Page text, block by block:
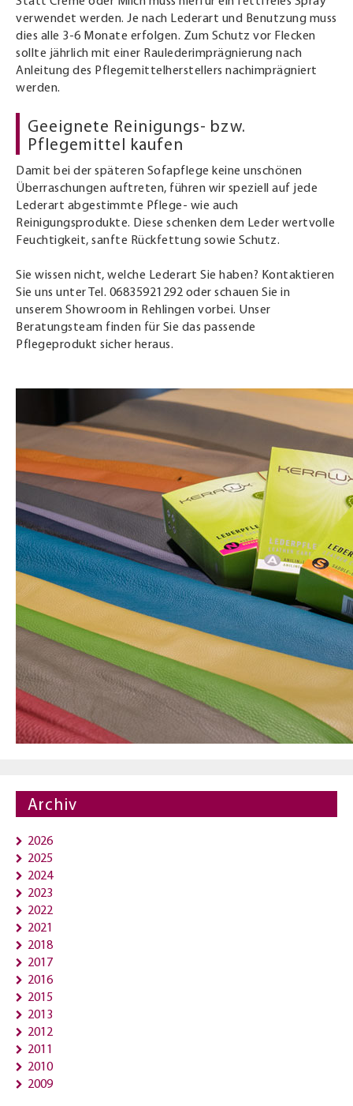
verwendet werden. Je nach Lederart und Benutzung muss
dies alle 3-6 Monate erfolgen. Zum Schutz vor Flecken
sollte jährlich mit einer Raulederimprägnierung nach
Anleitung des Pflegemittelherstellers nachimprägniert
werden.
Geeignete Reinigungs- bzw.
Pflegemittel kaufen
Damit bei der späteren Sofapflege keine unschönen
Überraschungen auftreten, führen wir speziell auf jede
Lederart abgestimmte Pflege- wie auch
Reinigungsprodukte. Diese schenken dem Leder wertvolle
Feuchtigkeit, sanfte Rückfettung sowie Schutz.
Sie wissen nicht, welche Lederart Sie haben? Kontaktieren
Sie uns unter Tel. 06835921292 oder schauen Sie in
unserem Showroom in Rehlingen vorbei. Unser
Beratungsteam finden für Sie das passende
Pflegeprodukt sicher heraus.
Archiv
2026
2025
2024
2023
2022
2021
2018
2017
2016
2015
2013
2012
2011
2010
2009